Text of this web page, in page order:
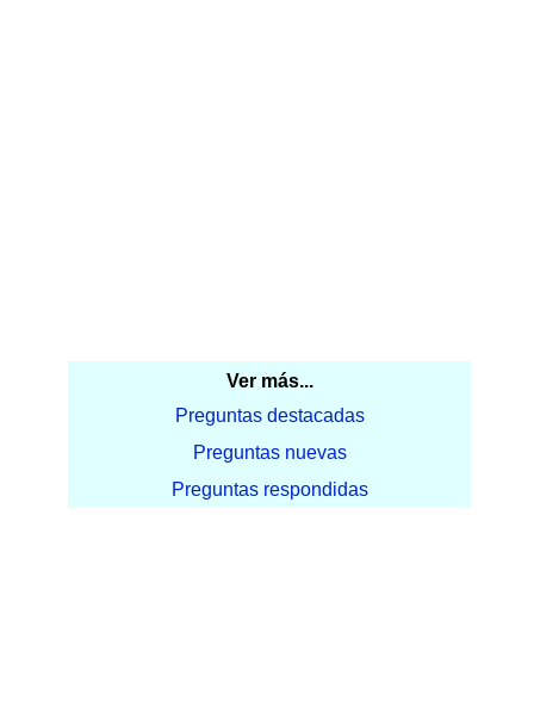
Ver más...
Preguntas destacadas
Preguntas nuevas
Preguntas respondidas